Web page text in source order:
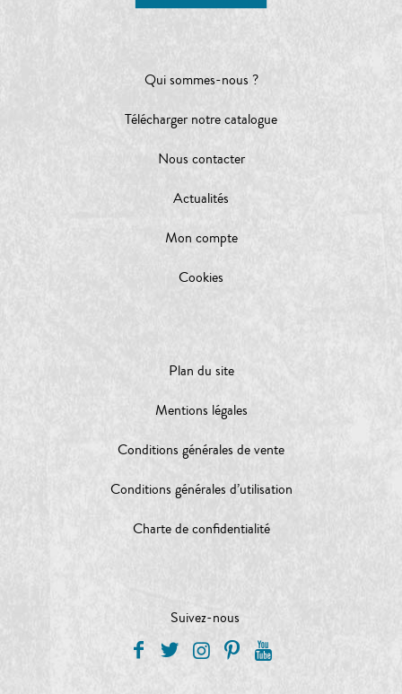
Qui sommes-nous ?
Télécharger notre catalogue
Nous contacter
Actualités
Mon compte
Cookies
Plan du site
Mentions légales
Conditions générales de vente
Conditions générales d’utilisation
Charte de confidentialité
Suivez-nous